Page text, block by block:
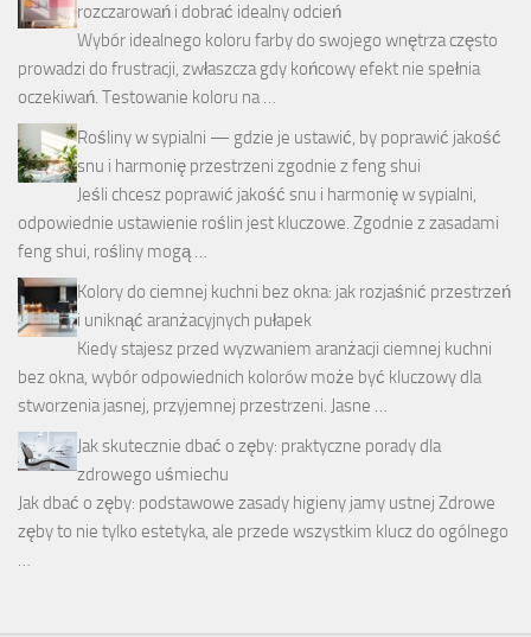
rozczarowań i dobrać idealny odcień
Wybór idealnego koloru farby do swojego wnętrza często
prowadzi do frustracji, zwłaszcza gdy końcowy efekt nie spełnia
oczekiwań. Testowanie koloru na …
Rośliny w sypialni — gdzie je ustawić, by poprawić jakość
snu i harmonię przestrzeni zgodnie z feng shui
Jeśli chcesz poprawić jakość snu i harmonię w sypialni,
odpowiednie ustawienie roślin jest kluczowe. Zgodnie z zasadami
feng shui, rośliny mogą …
Kolory do ciemnej kuchni bez okna: jak rozjaśnić przestrzeń
i uniknąć aranżacyjnych pułapek
Kiedy stajesz przed wyzwaniem aranżacji ciemnej kuchni
bez okna, wybór odpowiednich kolorów może być kluczowy dla
stworzenia jasnej, przyjemnej przestrzeni. Jasne …
Jak skutecznie dbać o zęby: praktyczne porady dla
zdrowego uśmiechu
Jak dbać o zęby: podstawowe zasady higieny jamy ustnej Zdrowe
zęby to nie tylko estetyka, ale przede wszystkim klucz do ogólnego
…